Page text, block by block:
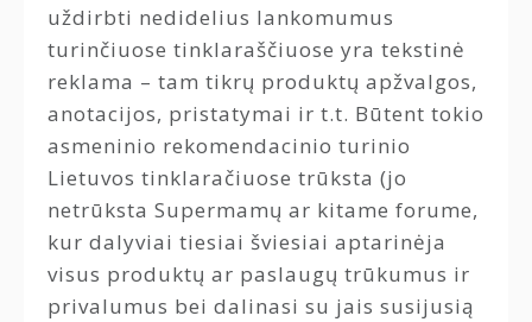
uždirbti nedidelius lankomumus
turinčiuose tinklaraščiuose yra tekstinė
reklama – tam tikrų produktų apžvalgos,
anotacijos, pristatymai ir t.t. Būtent tokio
asmeninio rekomendacinio turinio
Lietuvos tinklaračiuose trūksta (jo
netrūksta Supermamų ar kitame forume,
kur dalyviai tiesiai šviesiai aptarinėja
visus produktų ar paslaugų trūkumus ir
privalumus bei dalinasi su jais susijusią